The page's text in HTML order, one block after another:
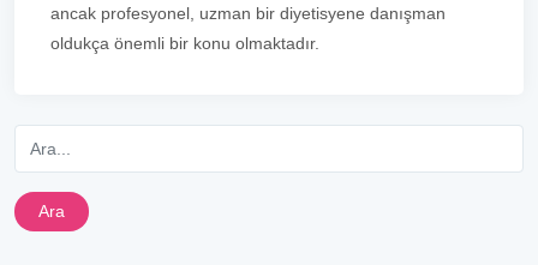
ancak profesyonel, uzman bir diyetisyene danışman
oldukça önemli bir konu olmaktadır.
Ara